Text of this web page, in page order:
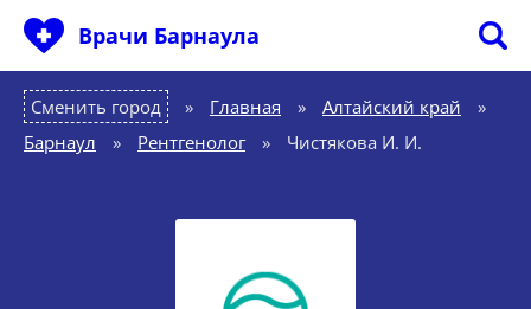
Врачи Барнаула
Сменить город Главная » Алтайский край
»
Барнаул
» Рентгенолог » Чистякова И. И.